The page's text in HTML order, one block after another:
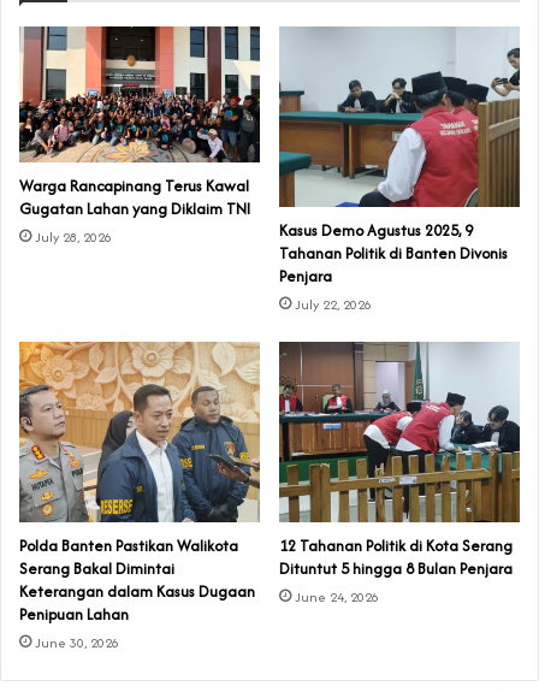
‎Warga Rancapinang Terus Kawal
Gugatan Lahan yang Diklaim TNI‎‎
July 28, 2026
‎Kasus Demo Agustus 2025, 9
Tahanan Politik di Banten Divonis
Penjara
July 22, 2026
Polda Banten Pastikan Walikota
Serang Bakal Dimintai
Keterangan dalam Kasus Dugaan
Penipuan Lahan
June 30, 2026
‎12 Tahanan Politik di Kota Serang
Dituntut 5 hingga 8 Bulan Penjara‎‎
June 24, 2026